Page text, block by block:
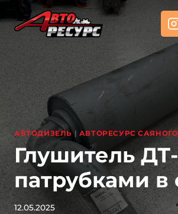
Перейти
к
содержанию
АВТОДИЗЕЛЬ| АВТОРЕСУРС
Глушитель
патрубками в
12.05.2025